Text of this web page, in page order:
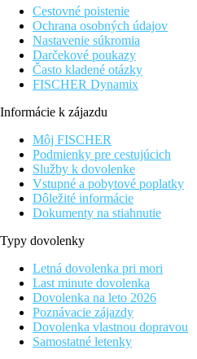
Cestovné poistenie
Ochrana osobných údajov
Nastavenie súkromia
Darčekové poukazy
Často kladené otázky
FISCHER Dynamix
Informácie k zájazdu
Môj FISCHER
Podmienky pre cestujúcich
Služby k dovolenke
Vstupné a pobytové poplatky
Dôležité informácie
Dokumenty na stiahnutie
Typy dovolenky
Letná dovolenka pri mori
Last minute dovolenka
Dovolenka na leto 2026
Poznávacie zájazdy
Dovolenka vlastnou dopravou
Samostatné letenky